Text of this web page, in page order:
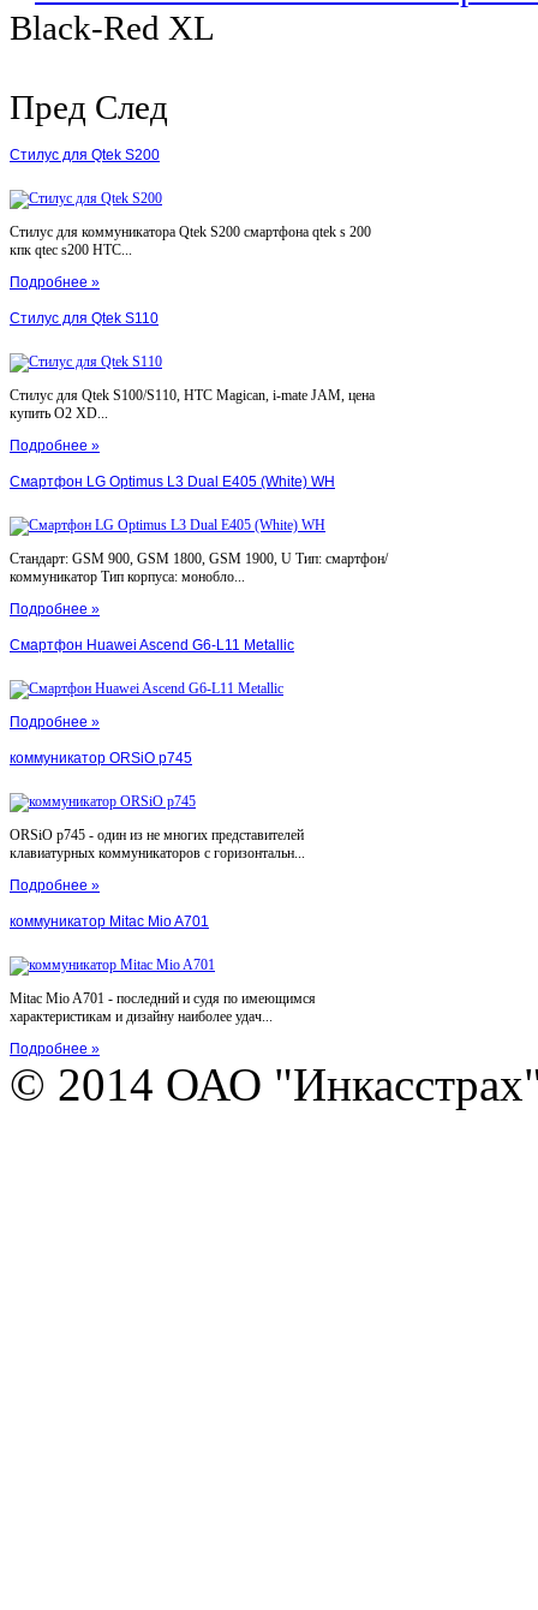
Black-Red XL
Пред След
Стилус для Qtek S200
Стилус для коммуникатора Qtek S200 смартфона qtek s 200
кпк qtec s200 HTC...
Подробнее »
Стилус для Qtek S110
Стилус для Qtek S100/S110, HTC Magican, i-mate JAM, цена
купить O2 XD...
Подробнее »
Смартфон LG Optimus L3 Dual E405 (White) WH
Стандарт: GSM 900, GSM 1800, GSM 1900, U Тип: смартфон/
коммуникатор Тип корпуса: монобло...
Подробнее »
Смартфон Huawei Ascend G6-L11 Metallic
Подробнее »
коммуникатор ORSiO p745
ORSiO p745 - один из не многих представителей
клавиатурных коммуникаторов с горизонтальн...
Подробнее »
коммуникатор Mitac Mio A701
Mitac Mio A701 - последний и судя по имеющимся
характеристикам и дизайну наиболее удач...
Подробнее »
© 2014 ОАО